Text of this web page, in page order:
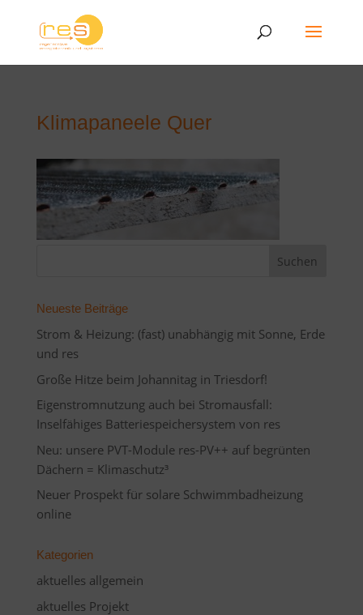
Klimapaneele Quer
Neueste Beiträge
Strom & Heizung: (fast) unabhängig mit Sonne, Erde
und res
Große Hitze beim Johannitag in Triesdorf!
Eigenstromnutzung auch bei Stromausfall:
Inselfähiges Batteriespeichersystem von res
Neu: unsere PVT-Module res-PV++ auf begrünten
Dächern = Klimaschutz³
Neuer Prospekt für solare Schwimmbadheizung
online
Kategorien
aktuelles allgemein
aktuelles Projekt